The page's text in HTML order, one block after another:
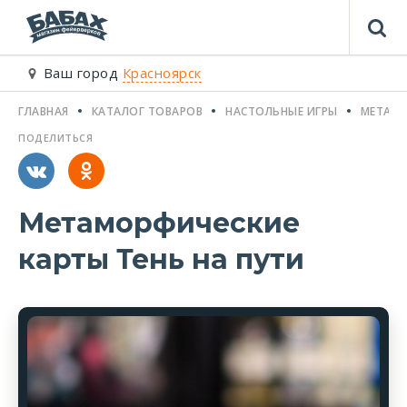
Ваш город Красноярск
ГЛАВНАЯ КАТАЛОГ ТОВАРОВ НАСТОЛЬНЫЕ ИГРЫ
Метаморфические
карты Тень на пути
ПОДЕЛИТЬСЯ